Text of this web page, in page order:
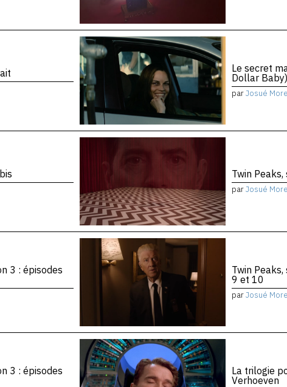
Le secret
Dollar Baby)
parJosué
Twin
parJosué
3 : épisodes
Twin
9 et 10
parJosué
3 : épisodes
La trilogie
Verhoeven